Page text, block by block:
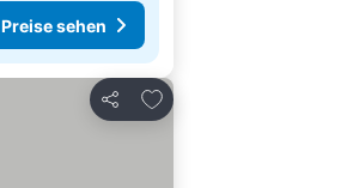
Preise sehen
Teilen
Zu Favoriten hinzufügen